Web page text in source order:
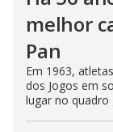
melhor
Pan
Em 1963,
dos Jogos em
lugar no quadro